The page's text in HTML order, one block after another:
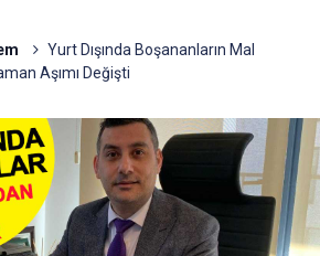
Yurt Dışında Boşananların Mal
Aşımı Değişti